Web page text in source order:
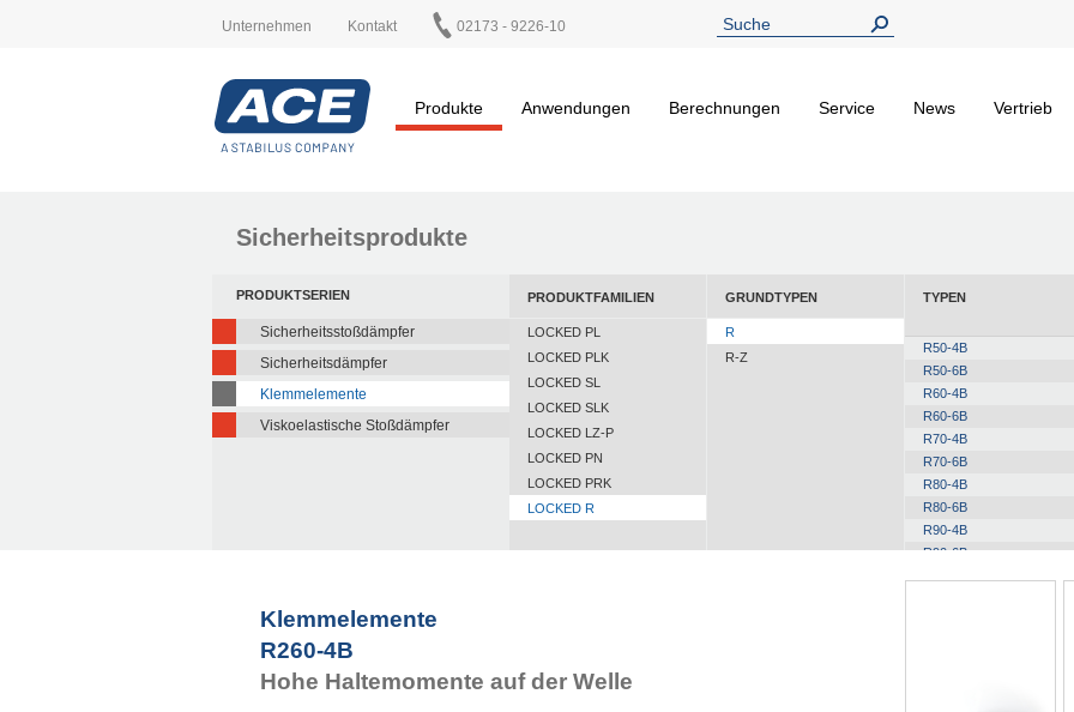
Unternehmen Kontakt 02173 - 9226-10
Produkte
Anwendungen Berechnungen Service News Vertrieb
Sicherheitsprodukte
PRODUKTSERIEN
Sicherheitsstoßdämpfer
Sicherheitsdämpfer
Klemmelemente
Viskoelastische Stoßdämpfer
PRODUKTFAMILIEN
LOCKED PL
LOCKED PLK
LOCKED SL
LOCKED SLK
LOCKED LZ-P
LOCKED PN
LOCKED PRK
LOCKED R
GRUNDTYPEN
R
R-Z
TYPEN
R50-4B
R50-6B
R60-4B
R60-6B
R70-4B
R70-6B
R80-4B
R80-6B
R90-4B
R90-6B
Klemmelemente
R260-4B
Hohe Haltemomente auf der Welle